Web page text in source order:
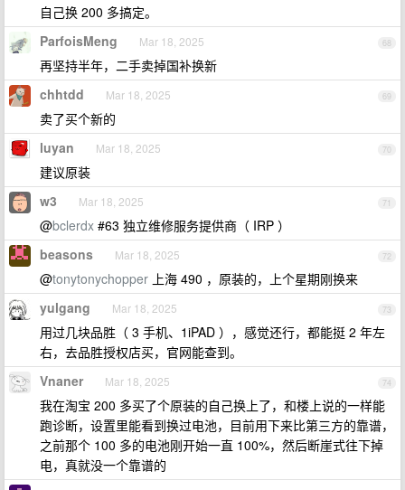
自己换 200 多搞定。
68
ParfoisMeng Mar 18, 2025
再坚持半年，二手卖掉国补换新
69
chhtdd Mar 18, 2025
卖了买个新的
70
luyan Mar 18, 2025
建议原装
71
w3 Mar 18, 2025
@bclerdx #63 独立维修服务提供商（ IRP ）
72
beasons Mar 18, 2025
@tonytonychopper 上海 490 ，原装的，上个星期刚换来
73
yulgang Mar 18, 2025
用过几块品胜（ 3 手机、1iPAD ），感觉还行，都能挺 2 年左
右，去品胜授权店买，官网能查到。
74
Vnaner Mar 18, 2025
我在淘宝 200 多买了个原装的自己换上了，和楼上说的一样能
跑诊断，设置里能看到换过电池，目前用下来比第三方的靠谱，
之前那个 100 多的电池刚开始一直 100%，然后断崖式往下掉
电，真就没一个靠谱的